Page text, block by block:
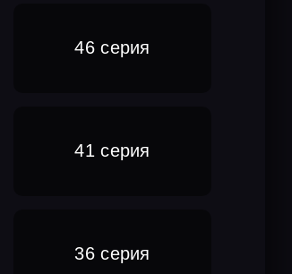
46 серия
41 серия
36 серия